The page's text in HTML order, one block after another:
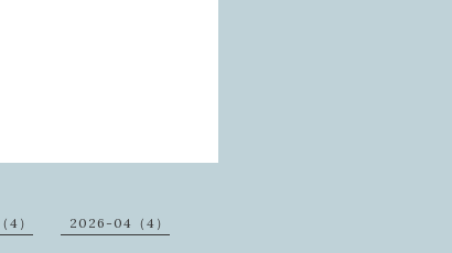
） 2026-04（4）